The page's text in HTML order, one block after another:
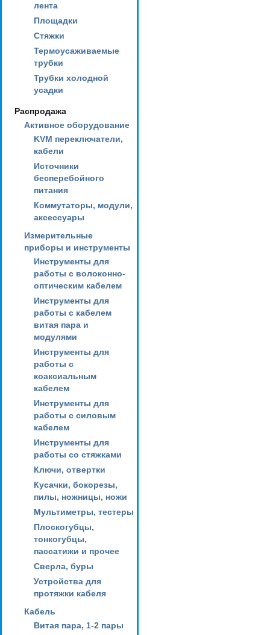
лента
Площадки
Стяжки
Термоусаживаемые
трубки
Трубки холодной
усадки
Распродажа
Активное оборудование
KVM переключатели,
кабели
Источники
бесперебойного
питания
Коммутаторы, модули,
аксессуары
Измерительные
приборы и инструменты
Инструменты для
работы с волоконно-
оптическим кабелем
Инструменты для
работы с кабелем
витая пара и
модулями
Инструменты для
работы с
коаксиальным
кабелем
Инструменты для
работы с силовым
кабелем
Инструменты для
работы со стяжками
Ключи, отвертки
Кусачки, бокорезы,
пилы, ножницы, ножи
Мультиметры, тестеры
Плоскогубцы,
тонкогубцы,
пассатижи и прочее
Сверла, буры
Устройства для
протяжки кабеля
Кабель
Витая пара, 1-2 пары